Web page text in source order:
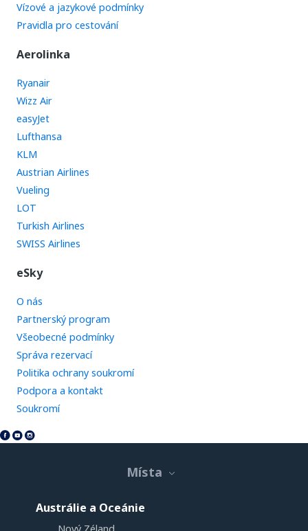
Vízové a jazykové podmínky
Pravidla pro cestování
Aerolinka
Ryanair
Wizz Air
easyJet
Lufthansa
KLM
Austrian Airlines
Vueling
LOT
Turkish Airlines
SWISS Airlines
eSky
O nás
Partnerský program
Všeobecné podmínky
Správa rezervací
Politika ochrany soukromí
Podpora a kontakt
Soukromí
Místa
Austrálie a Oceánie